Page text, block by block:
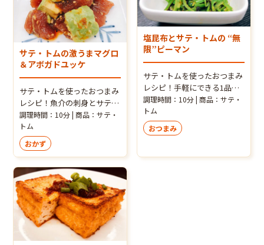
サテ・トムの激うまマグロ
＆アボガドユッケ
サテ・トムを使ったおつまみ
レシピ！魚介の刺身とサテ・
トムはよく合います！
調理時間：10分 | 商品：サテ・
トム
おかず
塩昆布とサテ・トムの “無
限”ピーマン
サテ・トムを使ったおつまみ
レシピ！手軽にできる1品お
つまみです。いつもの味がガ
ラッとアジアンに変身！ 辛さ
と塩味、ピーマンの歯ごたえ
がビールのおつまみに止まら
調理時間：10分 | 商品：サテ・
トム
おつまみ